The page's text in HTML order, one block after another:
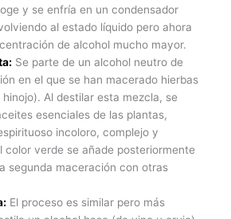
y se enfría en un condensador
al estado líquido pero ahora
de alcohol mucho mayor.
Se parte de un alcohol neutro de
en el que se han macerado hierbas
hinojo). Al destilar esta mezcla, se
esenciales de las plantas,
incoloro, complejo y
color verde se añade posteriormente
segunda maceración con otras
El proceso es similar pero más